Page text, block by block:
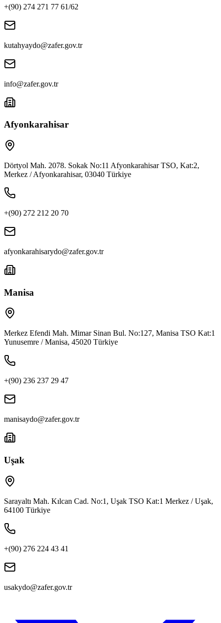
+(90) 274 271 77 61/62
kutahyaydo@zafer.gov.tr
info@zafer.gov.tr
Afyonkarahisar
Dörtyol Mah. 2078. Sokak No:11 Afyonkarahisar TSO, Kat:2,
Merkez / Afyonkarahisar, 03040 Türkiye
+(90) 272 212 20 70
afyonkarahisarydo@zafer.gov.tr
Manisa
Merkez Efendi Mah. Mimar Sinan Bul. No:127, Manisa TSO Kat:1
Yunusemre / Manisa, 45020 Türkiye
+(90) 236 237 29 47
manisaydo@zafer.gov.tr
Uşak
Sarayaltı Mah. Kılcan Cad. No:1, Uşak TSO Kat:1 Merkez / Uşak,
64100 Türkiye
+(90) 276 224 43 41
usakydo@zafer.gov.tr